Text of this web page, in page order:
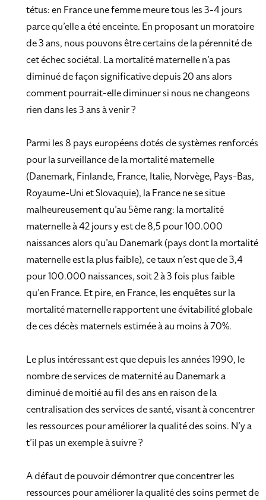
tétus: en France une femme meure tous les 3-4 jours
parce qu’elle a été enceinte. En proposant un moratoire
de 3 ans, nous pouvons être certains de la pérennité de
cet échec sociétal. La mortalité maternelle n’a pas
diminué de façon significative depuis 20 ans alors
comment pourrait-elle diminuer si nous ne changeons
rien dans les 3 ans à venir ?
Parmi les 8 pays européens dotés de systèmes renforcés
pour la surveillance de la mortalité maternelle
(Danemark, Finlande, France, Italie, Norvège, Pays-Bas,
Royaume-Uni et Slovaquie), la France ne se situe
malheureusement qu’au 5ème rang: la mortalité
maternelle à 42 jours y est de 8,5 pour 100.000
naissances alors qu’au Danemark (pays dont la mortalité
maternelle est la plus faible), ce taux n’est que de 3,4
pour 100.000 naissances, soit 2 à 3 fois plus faible
qu’en France. Et pire, en France, les enquêtes sur la
mortalité maternelle rapportent une évitabilité globale
de ces décès maternels estimée à au moins à 70%.
Le plus intéressant est que depuis les années 1990, le
nombre de services de maternité au Danemark a
diminué de moitié au fil des ans en raison de la
centralisation des services de santé, visant à concentrer
les ressources pour améliorer la qualité des soins. N’y a
t’il pas un exemple à suivre ?
A défaut de pouvoir démontrer que concentrer les
ressources pour améliorer la qualité des soins permet de